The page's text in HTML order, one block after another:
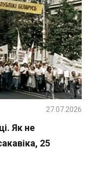
Як не
25
27.07.2026